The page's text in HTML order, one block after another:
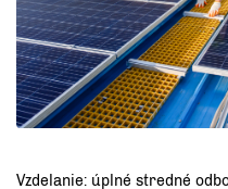
Vzdelanie: úplné stredné